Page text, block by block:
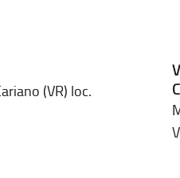
(VR) loc.